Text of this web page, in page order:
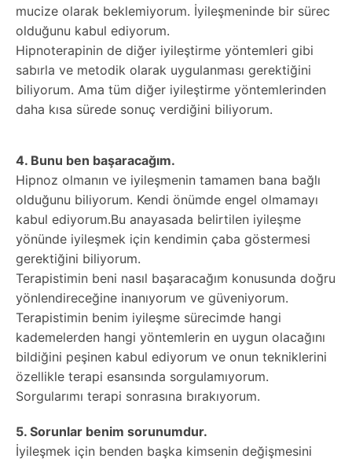
mucize olarak beklemiyorum. İyileşmeninde bir sürec
olduğunu kabul ediyorum.
Hipnoterapinin de diğer iyileştirme yöntemleri gibi
sabırla ve metodik olarak uygulanması gerektiğini
biliyorum. Ama tüm diğer iyileştirme yöntemlerinden
daha kısa sürede sonuç verdiğini biliyorum.
4. Bunu ben başaracağım.
Hipnoz olmanın ve iyileşmenin tamamen bana bağlı
olduğunu biliyorum. Kendi önümde engel olmamayı
kabul ediyorum.Bu anayasada belirtilen iyileşme
yönünde iyileşmek için kendimin çaba göstermesi
gerektiğini biliyorum.
Terapistimin beni nasıl başaracağım konusunda doğru
yönlendireceğine inanıyorum ve güveniyorum.
Terapistimin benim iyileşme sürecimde hangi
kademelerden hangi yöntemlerin en uygun olacağını
bildiğini peşinen kabul ediyorum ve onun tekniklerini
özellikle terapi esansında sorgulamıyorum.
Sorgularımı terapi sonrasına bırakıyorum.
5. Sorunlar benim sorunumdur.
İyileşmek için benden başka kimsenin değişmesini